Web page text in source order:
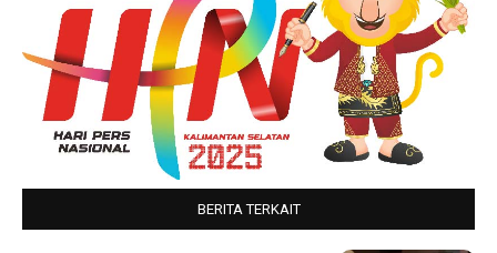
BERITA TERKAIT